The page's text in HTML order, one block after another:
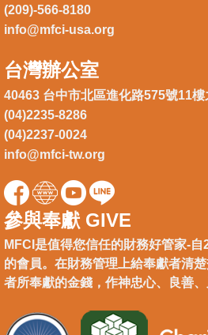
(209)-566-8180
info@mfci-usa.org
台灣辦公室
40463 台中市北區進化路575號11樓
(04)2235-8286
(04)2237-0024
info@mfci-tw.org
參與奉獻 GIVE
MFCI是值得您信任的財務好管家-
的會員。在財務管理上給奉獻者清
者所奉獻的金錢，作神忠心、良善、